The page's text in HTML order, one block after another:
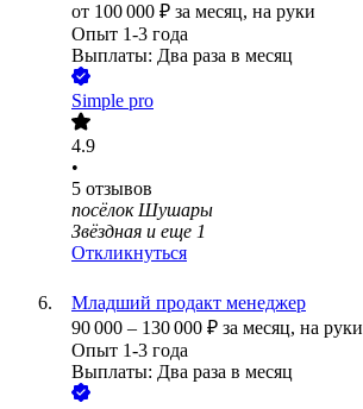
от 100 000 ₽ за месяц, на руки
Опыт 1-3 года
Выплаты: Два раза в месяц
Simple pro
4.9
•
5 отзывов
посёлок Шушары
Звёздная и еще 1
Откликнуться
Младший продакт менеджер
90 000 – 130 000 ₽ за месяц, на руки
Опыт 1-3 года
Выплаты: Два раза в месяц